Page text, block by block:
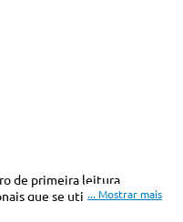
de primeira leitura
que se utilizam da